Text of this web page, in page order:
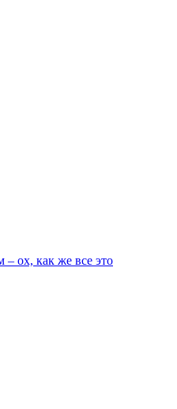
ох, как же все это